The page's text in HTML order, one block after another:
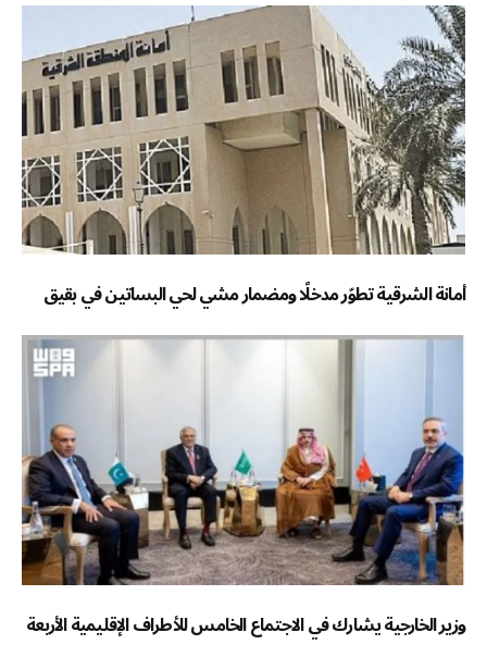
أمانة الشرقية تطوّر مدخلًا ومضمار مشي لحي البساتين في بقيق
وزير الخارجية يشارك في الاجتماع الخامس للأطراف الإقليمية الأربعة